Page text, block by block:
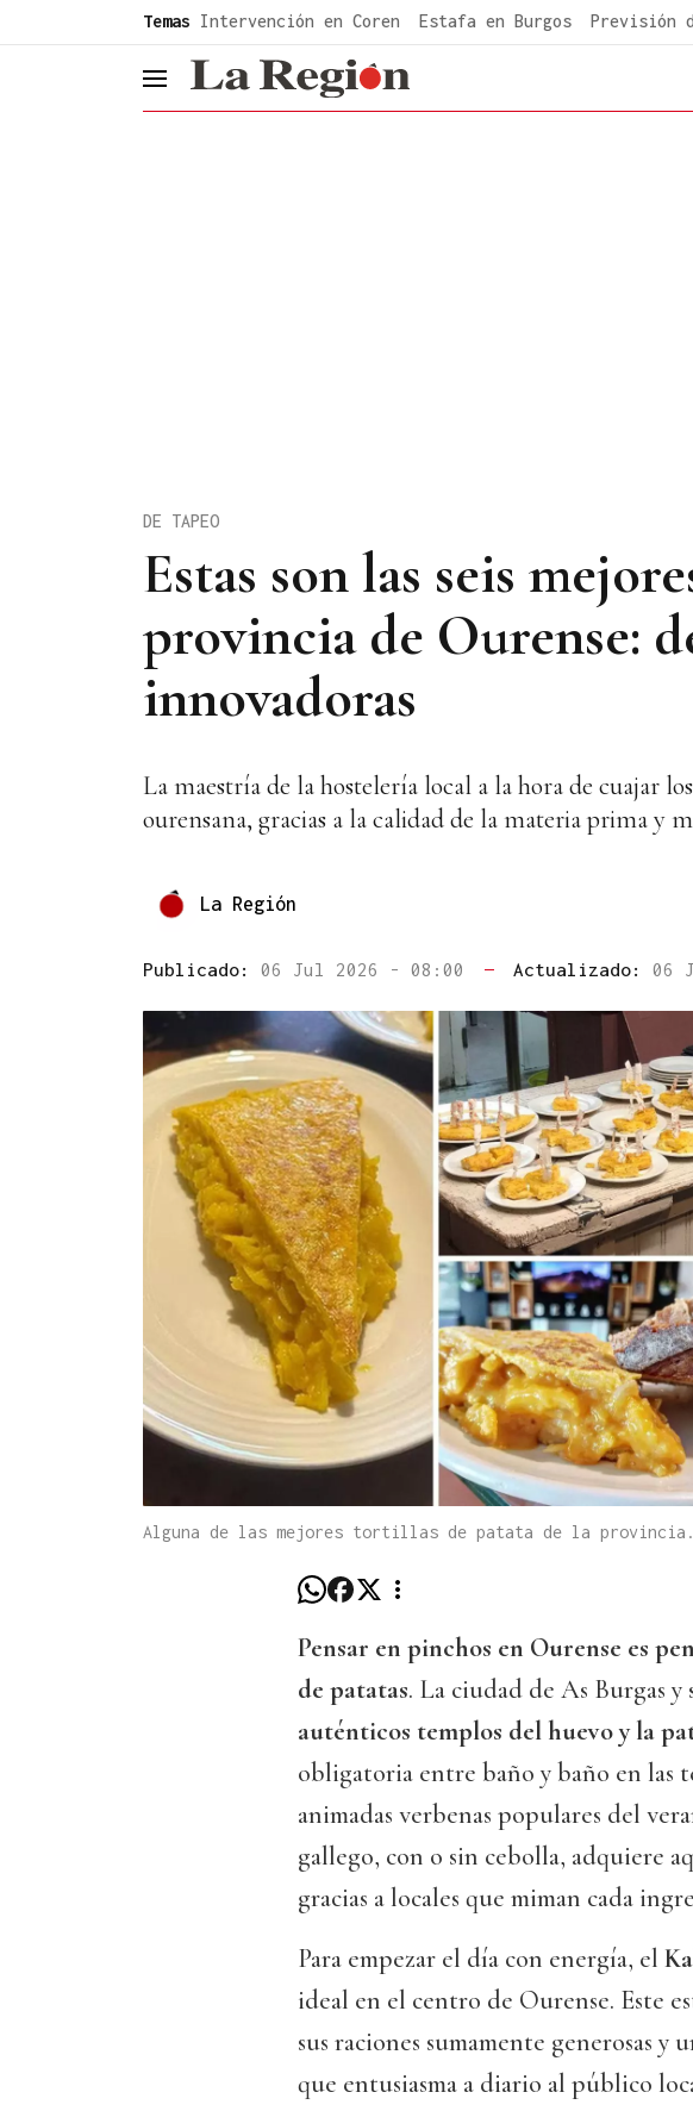
Temas Intervención en Coren Estafa en Burgos Previsión
header.menu.open
Estas son las seis
provincia de Ourense:
innovadoras
DE TAPEO
La maestría de la hostelería local a la hora de cuajar
ourensana, gracias a la calidad de la materia prima y
La Región
Publicado: 06 Jul 2026 - 08:00 — Actualizado: 06
Alguna de las mejores tortillas de patata de la
Pensar en pinchos en Ourense es
de patatas. La ciudad de As Burgas
auténticos templos del huevo y la
obligatoria entre baño y baño en las
animadas verbenas populares del
gallego, con o sin cebolla, adquiere
gracias a locales que miman cada
Para empezar el día con energía, el
ideal en el centro de Ourense. Este
sus raciones sumamente generosas
que entusiasma a diario al público